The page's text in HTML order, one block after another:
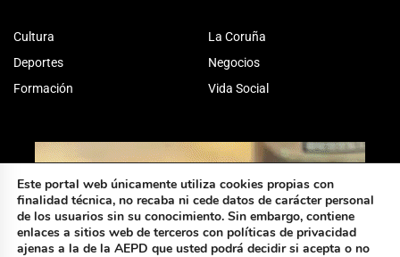
Cultura
Deportes
Formación
La Coruña
Negocios
Vida Social
Este portal web únicamente utiliza cookies propias con
finalidad técnica, no recaba ni cede datos de carácter personal
de los usuarios sin su conocimiento. Sin embargo, contiene
enlaces a sitios web de terceros con políticas de privacidad
ajenas a la de la AEPD que usted podrá decidir si acepta o no